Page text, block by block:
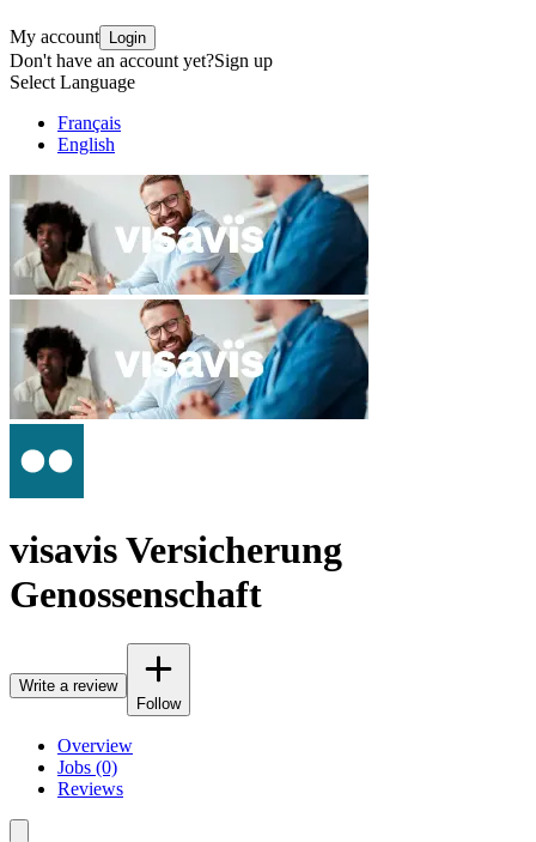
My account Login
Don't have an account yet?Sign up
Select Language
Français
English
visavis Versicherung
Genossenschaft
Write a review
Follow
Overview
Jobs (0)
Reviews